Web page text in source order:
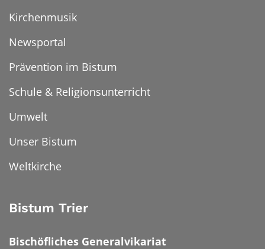
Kirchenmusik
Newsportal
Prävention im Bistum
Schule & Religionsunterricht
Umwelt
Unser Bistum
Weltkirche
Bistum Trier
Bischöfliches Generalvikariat